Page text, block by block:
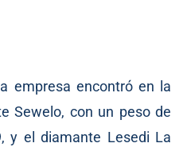
empresa encontró en la
Sewelo, con un peso de
y el diamante Lesedi La